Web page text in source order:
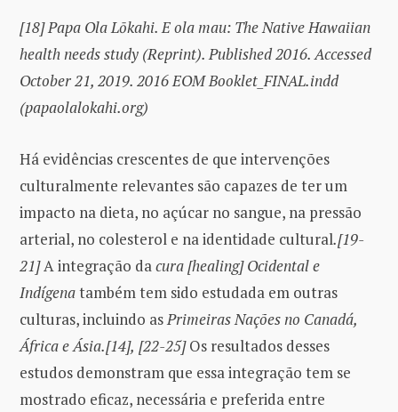
[18]Papa Ola Lōkahi. E ola mau: The Native Hawaiian
health needs study (Reprint).Published 2016. Accessed
October 21, 2019. 2016 EOM Booklet_FINAL.indd
(papaolalokahi.org)
Há evidências crescentes de que intervenções
culturalmente relevantes são capazes de ter um
impacto na dieta, no açúcar no sangue, na pressão
arterial, no colesterol e na identidade cultural.[19-
21]A integração dacura [healing] Ocidental e
Indígenatambém tem sido estudada em outras
culturas, incluindo asPrimeiras Nações no Canadá,
África e Ásia.[14], [22-25]Os resultados desses
estudos demonstram que essa integração tem se
mostrado eficaz, necessária e preferida entre